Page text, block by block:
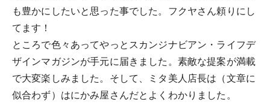
も豊かにしたいと思った事でした。フクヤさん頼りにし
てます！
ところで色々あってやっとスカンジナビアン・ライフデ
ザインマガジンが手元に届きました。素敵な提案が満載
で大変楽しみました。そして、ミタ美人店長は（文章に
似合わず）はにかみ屋さんだとよくわかりました。